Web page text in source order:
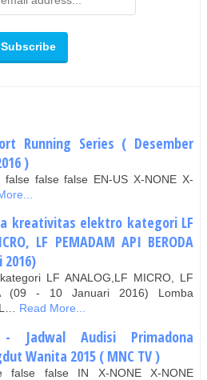
Running Series ( Desember
)
false false EN-US X-NONE X-
kreativitas elektro kategori LF
LF PEMADAM API BERODA
2016)
LF ANALOG,LF MICRO, LF
(09 - 10 Januari 2016) Lomba
Read More...
- Jadwal Audisi Primadona
Wanita 2015 ( MNC TV )
false false IN X-NONE X-NONE